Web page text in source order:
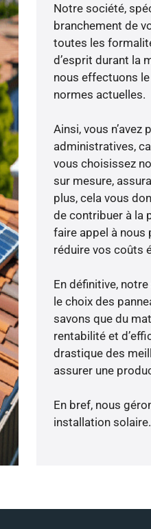
Notre société,
branchement de
toutes les
d’esprit durant la
nous effectuons
normes actuelles.
Ainsi, vous
administratives,
vous choisissez
sur mesure,
plus, cela vous
de contribuer à la
faire appel à nous
réduire vos coûts
En définitive,
le choix des
savons que du
rentabilité et
drastique des
assurer une
En bref, nous
installation solaire.